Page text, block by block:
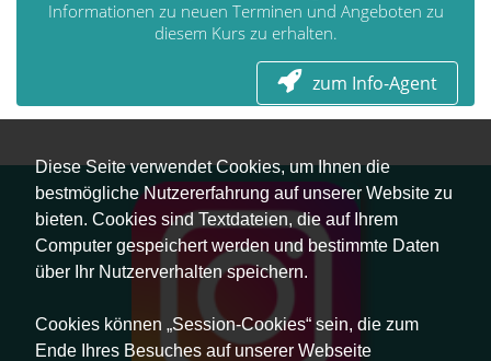
Diese Seite verwendet Cookies, um Ihnen die
bestmögliche Nutzererfahrung auf unserer Website zu
bieten. Cookies sind Textdateien, die auf Ihrem
Computer gespeichert werden und bestimmte Daten
über Ihr Nutzerverhalten speichern.
Cookies können „Session-Cookies“ sein, die zum
Ende Ihres Besuches auf unserer Webseite
Informationen zu neuen Terminen und Angeboten zu
diesem Kurs zu erhalten.
zum Info-Agent